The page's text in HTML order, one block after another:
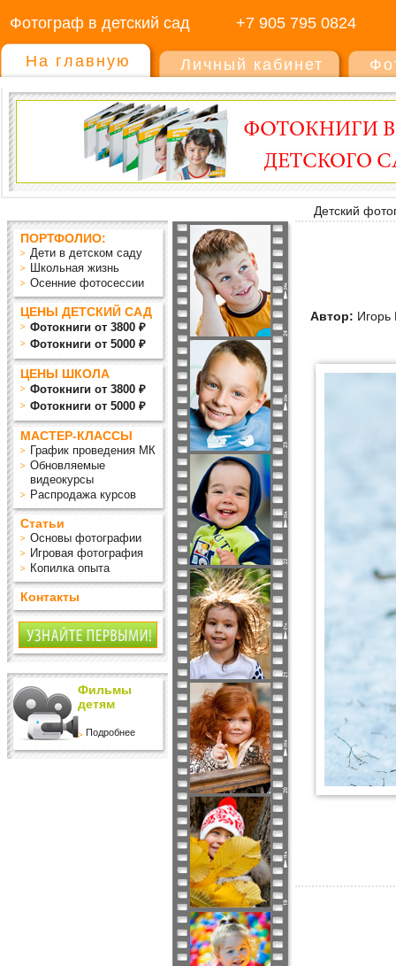
Фотограф в детский сад +7 905 795 0824
На главную Личный кабинет
Детский
ПОРТФОЛИО:
Дети в детском саду
Школьная жизнь
Осенние фотосессии
ЦЕНЫ ДЕТСКИЙ САД
Фотокниги от 3800 ₽
Фотокниги от 5000 ₽
ЦЕНЫ ШКОЛА
Фотокниги от 3800 ₽
Фотокниги от 5000 ₽
МАСТЕР-КЛАССЫ
График проведения МК
Обновляемые
видеокурсы
Распродажа курсов
Статьи
Основы фотографии
Игровая фотография
Копилка опыта
Контакты
Фильмы
детям
Подробнее
Автор: Игорь